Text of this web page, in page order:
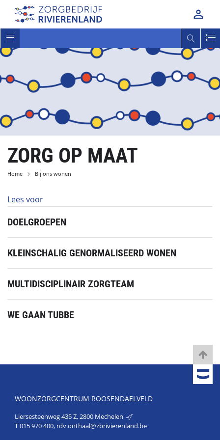

Toggle
navigatie
ZORG OP MAAT
Home Bij ons wonen
Lees voor
DOELGROEPEN
KLEINSCHALIG GENORMALISEERD WONEN
MULTIDISCIPLINAIR ZORGTEAM
WE GAAN TUBBE
WOONZORGCENTRUM ROOSENDAELVELD
Liersesteenweg 435 Z, 2800 Mechelen
T015 970 400, rdv.onthaal@zbrivierenland.be